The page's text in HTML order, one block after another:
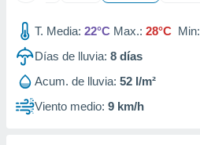
T. Media: 22°C Max.: 28°C Min:
Días de lluvia: 8 días
Acum. de lluvia: 52 l/m²
Viento medio: 9 km/h